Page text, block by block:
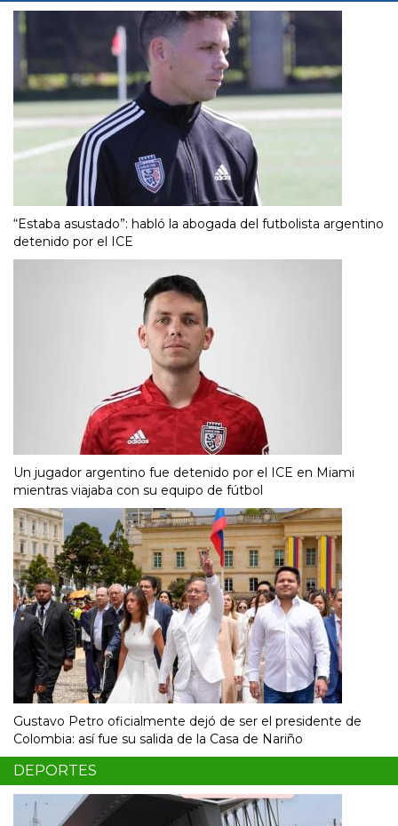
“Estaba asustado”: habló la abogada del futbolista argentino
detenido por el ICE
Un jugador argentino fue detenido por el ICE en Miami
mientras viajaba con su equipo de fútbol
Gustavo Petro oficialmente dejó de ser el presidente de
Colombia: así fue su salida de la Casa de Nariño
DEPORTES